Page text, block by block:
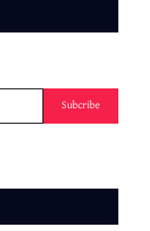
Subcribe